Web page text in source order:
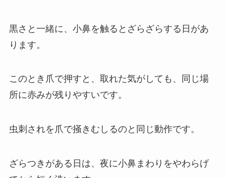
黒さと一緒に、小鼻を触るとざらざらする日があ
ります。
このとき爪で押すと、取れた気がしても、同じ場
所に赤みが残りやすいです。
虫刺されを爪で掻きむしるのと同じ動作です。
ざらつきがある日は、夜に小鼻まわりをやわらげ